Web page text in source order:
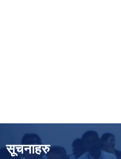
सूचनाहरु